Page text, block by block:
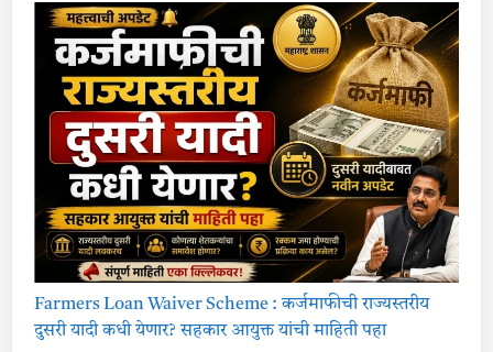
Farmers Loan Waiver Scheme : कर्जमाफीची राज्यस्तरीय
दुसरी यादी कधी येणार? सहकार आयुक्त यांची माहिती पहा